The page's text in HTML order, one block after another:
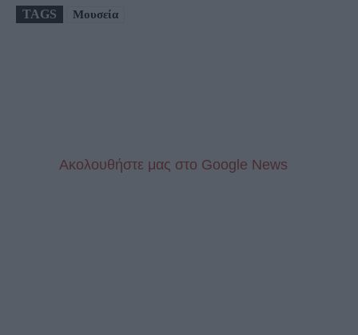
TAGS Μουσεία
Aκολουθήστε μας στo Google News